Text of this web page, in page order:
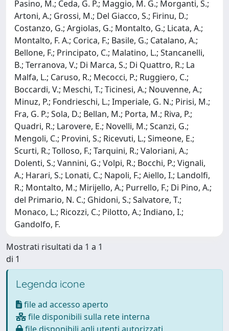
Pasino, M.; Ceda, G. P.; Maggio, M. G.; Morganti, S.;
Artoni, A.; Grossi, M.; Del Giacco, S.; Firinu, D.;
Costanzo, G.; Argiolas, G.; Montalto, G.; Licata, A.;
Montalto, F. A.; Corica, F.; Basile, G.; Catalano, A.;
Bellone, F.; Principato, C.; Malatino, L.; Stancanelli,
B.; Terranova, V.; Di Marca, S.; Di Quattro, R.; La
Malfa, L.; Caruso, R.; Mecocci, P.; Ruggiero, C.;
Boccardi, V.; Meschi, T.; Ticinesi, A.; Nouvenne, A.;
Minuz, P.; Fondrieschi, L.; Imperiale, G. N.; Pirisi, M.;
Fra, G. P.; Sola, D.; Bellan, M.; Porta, M.; Riva, P.;
Quadri, R.; Larovere, E.; Novelli, M.; Scanzi, G.;
Mengoli, C.; Provini, S.; Ricevuti, L.; Simeone, E.;
Scurti, R.; Tolloso, F.; Tarquini, R.; Valoriani, A.;
Dolenti, S.; Vannini, G.; Volpi, R.; Bocchi, P.; Vignali,
A.; Harari, S.; Lonati, C.; Napoli, F.; Aiello, I.; Landolfi,
R.; Montalto, M.; Mirijello, A.; Purrello, F.; Di Pino, A.;
del Primario, N. C.; Ghidoni, S.; Salvatore, T.;
Monaco, L.; Ricozzi, C.; Pilotto, A.; Indiano, I.;
Gandolfo, F.
Mostrati risultati da 1 a 1
di 1
Legenda icone
file ad accesso aperto
file disponibili sulla rete interna
file disponibili agli utenti autorizzati